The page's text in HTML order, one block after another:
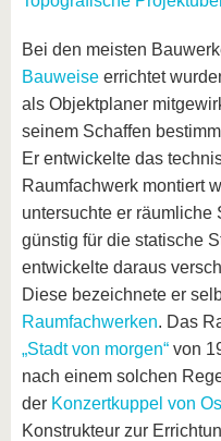
Bei den meisten
Bauweise errichtet
als Objektplaner
seinem Schaffen
Er entwickelte das
Raumfachwerk montiert
untersuchte er räumliche
günstig für die statische
entwickelte daraus
Diese bezeichnete er
Raumfachwerken. Das
„Stadt von morgen“ von
nach einem solchen
der Konzertkuppel von
Konstrukteur zur